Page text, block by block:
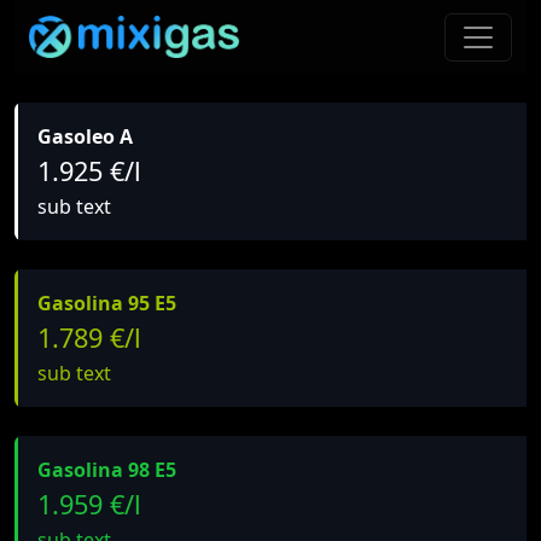
Gasoleo A
1.925 €/l
sub text
Gasolina 95 E5
1.789 €/l
sub text
Gasolina 98 E5
1.959 €/l